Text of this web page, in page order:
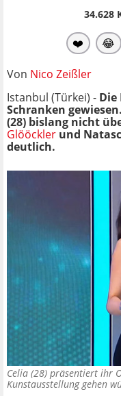
34.628
❤️ 😂
Von Nico Zeißler
Istanbul (Türkei) - Die
Schranken
(28) bislang nicht
Glööckler und
deutlich.
Celia (28) präsentiert ihr
Kunstausstellung gehen